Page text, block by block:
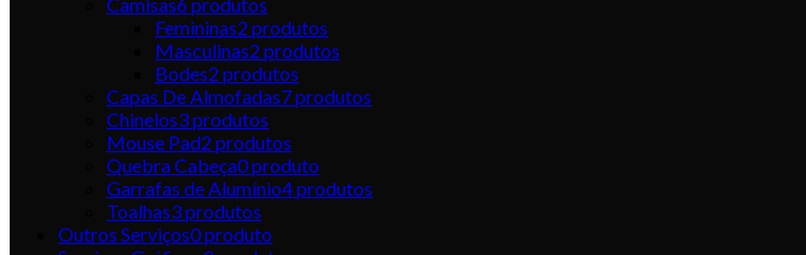
Femininas2 produtos
Masculinas2 produtos
Bodes2 produtos
Capas De Almofadas7produtos
Chinelos3produtos
Mouse Pad2 produtos
Quebra Cabeça0produto
Garrafas de Alumínio4produtos
Toalhas3produtos
Outros Serviços0produto